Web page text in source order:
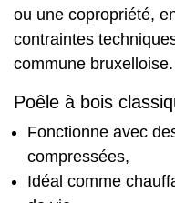
ou une copropriété,
contraintes
commune bruxelloise.
Poêle à bois
Fonctionne avec
compressées,
Idéal comme